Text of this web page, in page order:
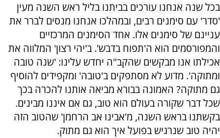
בכל שנה אנחנו עורכים בביתנו בליל ראש השנה מעין
'סדר' עם סימנים רבים, ובמהלכו אנחנו מנסים לברר את
עניינם של סימנים אלו. אחד הסימנים המרכזיים
והמפורסמים הוא ה'תפוח בדבש'. ב'יהי רצון' המלווה את
אכילתו אנו מבקשים שהקב"ה יחדש עלינו: 'שנה טובה
ומתוקה'. מדוע לא מסתפקים ב'טובה' ומקפידים להוסיף
גם מתוקה? האמונה בבורא מביאה אותנו להכרה בכך
שכל דבר שקורה בעולם הוא טוב, גם אם איננו מבינים.
בקשתנו בראש השנה, מ'אבינו אב הרחמן' שהטוב הזה
יהיה טוב שנרגיש בפועל איך הוא גם מתוק.